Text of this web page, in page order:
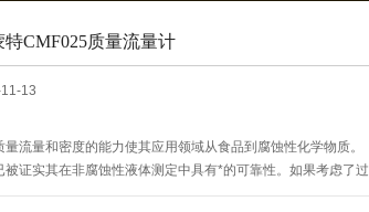
CMF025质量流量计
13
流量和密度的能力使其应用领域从食品到腐蚀性化学物质。
被证实其在非腐蚀性液体测定中具有*的可靠性。如果考虑了过
质的兼容性，那么其在测量腐蚀性介质时具有同样的可靠性。